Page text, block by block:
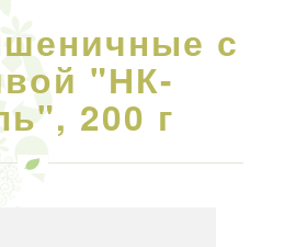
с
"НК-
200 г